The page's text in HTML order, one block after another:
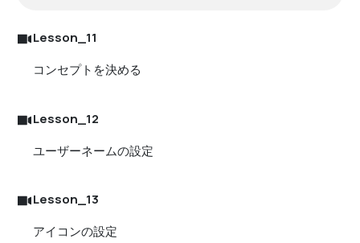
Lesson_11
コンセプトを決める
Lesson_12
ユーザーネームの設定
Lesson_13
アイコンの設定